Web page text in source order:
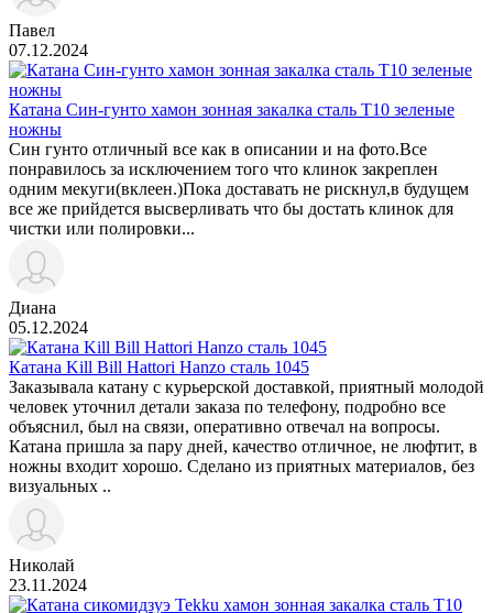
Павел
07.12.2024
Катана Син-гунто хамон зонная закалка сталь T10 зеленые
ножны
Син гунто отличный все как в описании и на фото.Все
понравилось за исключением того что клинок закреплен
одним мекуги(вклеен.)Пока доставать не рискнул,в будущем
все же прийдется высверливать что бы достать клинок для
чистки или полировки...
Диана
05.12.2024
Катана Kill Bill Hattori Hanzo сталь 1045
Заказывала катану с курьерской доставкой, приятный молодой
человек уточнил детали заказа по телефону, подробно все
объяснил, был на связи, оперативно отвечал на вопросы.
Катана пришла за пару дней, качество отличное, не люфтит, в
ножны входит хорошо. Сделано из приятных материалов, без
визуальных ..
Николай
23.11.2024